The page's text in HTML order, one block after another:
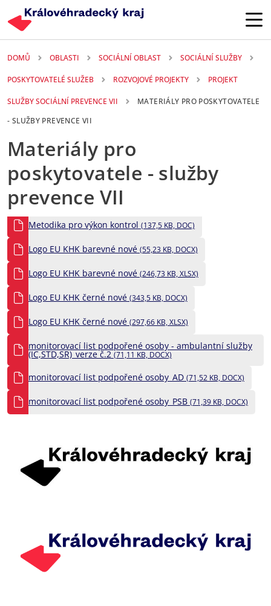
DOMŮ OBLASTI SOCIÁLNÍ OBLAST SOCIÁLNÍ SLUŽBY
POSKYTOVATELÉ SLUŽEB ROZVOJOVÉ PROJEKTY PROJEKT
SLUŽBY SOCIÁLNÍ PREVENCE VII
MATERIÁLY PRO POSKYTOVATELE
- SLUŽBY PREVENCE VII
Materiály pro
poskytovatele - služby
prevence VII
Metodika pro výkon kontrol (137,5 KB, DOC)
Logo EU KHK barevné nové (55,23 KB, DOCX)
Logo EU KHK barevné nové (246,73 KB, XLSX)
Logo EU KHK černé nové (343,5 KB, DOCX)
Logo EU KHK černé nové (297,66 KB, XLSX)
monitorovací list podpořené osoby - ambulantní služby
(IC,STD,SR)_verze č.2(71,11 KB, DOCX)
monitorovací list podpořené osoby_AD (71,52 KB, DOCX)
monitorovací list podpořené osoby_PSB (71,39 KB, DOCX)